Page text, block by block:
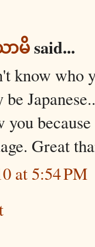
မိsaid...
know who
be
Great
at 5:54 PM